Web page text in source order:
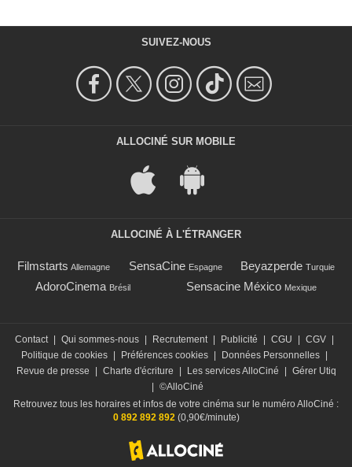
SUIVEZ-NOUS
ALLOCINÉ SUR MOBILE
ALLOCINÉ À L'ÉTRANGER
Filmstarts Allemagne SensaCine Espagne Beyazperde Turquie
AdoroCinema Brésil Sensacine México Mexique
Contact Qui sommes-nous Recrutement Publicité CGU CGV
Politique de cookies
Préférences cookies Données Personnelles
Revue de presse
Charte d'écriture Les services AlloCiné
Gérer Utiq
©AlloCiné
Retrouvez tous les horaires et infos de votre cinéma sur le numéro AlloCiné :
0 892 892 892(0,90€/minute)